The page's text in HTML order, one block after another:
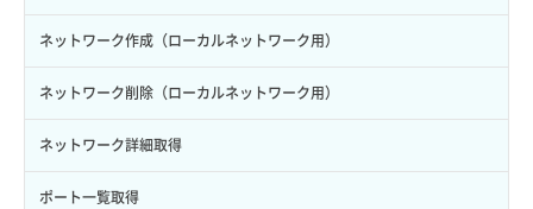
自動バックアップ有効化
自動バックアップ無効化
サーバーメタデータ取得
サーバーメタデータ更新（ネームタグ変更）
サーバー一覧取得
サーバー作成
ネットワーク作成（ローカルネットワーク用）
ネットワーク削除（ローカルネットワーク用）
ネットワーク詳細取得
ポート一覧取得